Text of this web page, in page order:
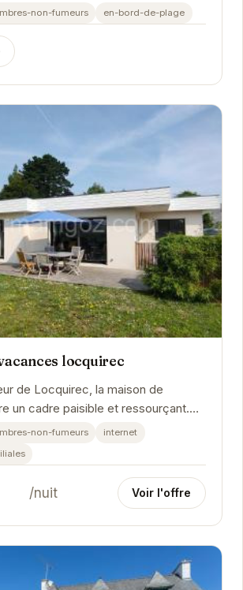
non-fumeurs en-bord-de-plage
locquirec
de Locquirec, la maison de
un cadre paisible et ressourçant.
vie confortables et lumineux
non-fumeurs
internet
/nuit Voir l'offre